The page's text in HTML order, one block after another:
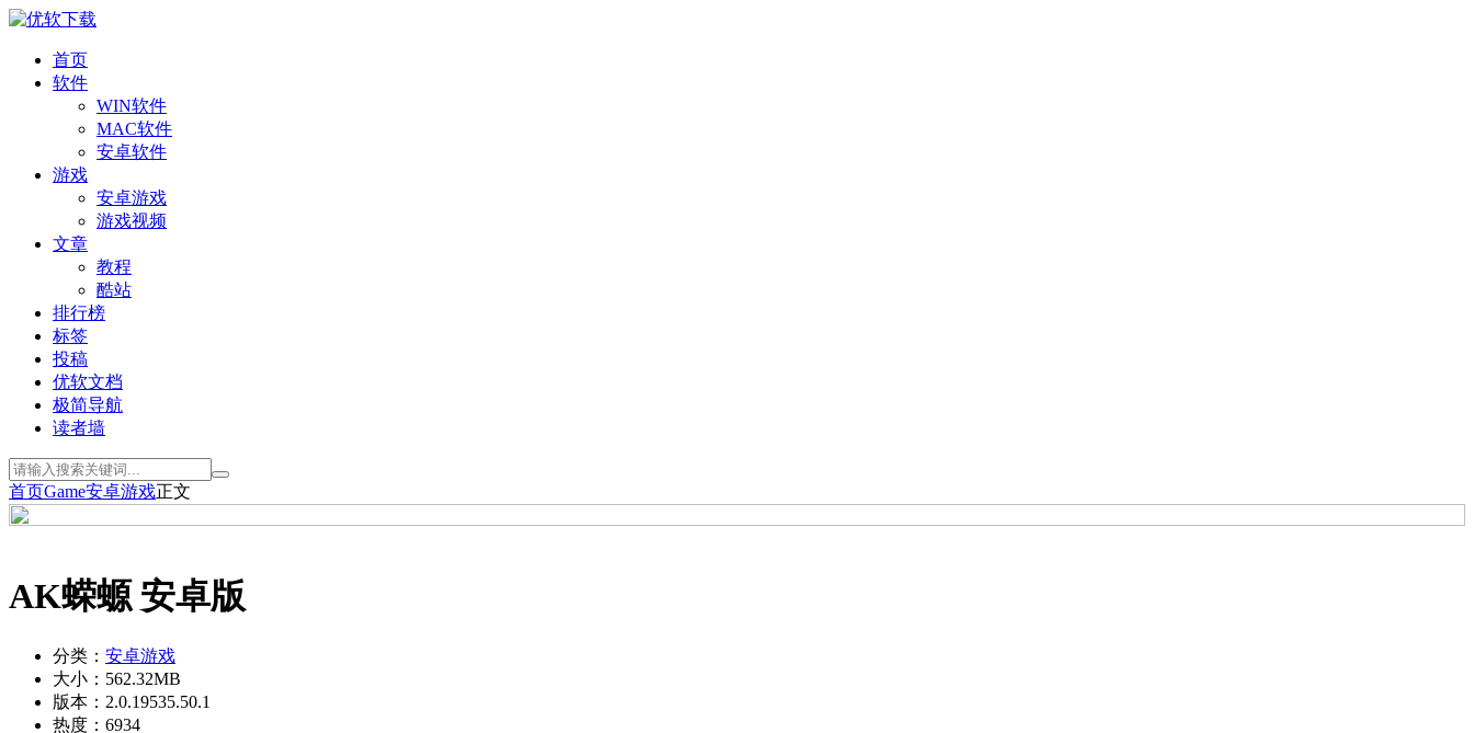
首页
软件
WIN软件
MAC软件
安卓软件
游戏
安卓游戏
游戏视频
文章
教程
酷站
排行榜
标签
投稿
优软文档
极简导航
读者墙
首页Game安卓游戏正文
AK蝾螈 安卓版
分类： 安卓游戏
大小： 562.32MB
版本： 2.0.19535.50.1
热度： 6934